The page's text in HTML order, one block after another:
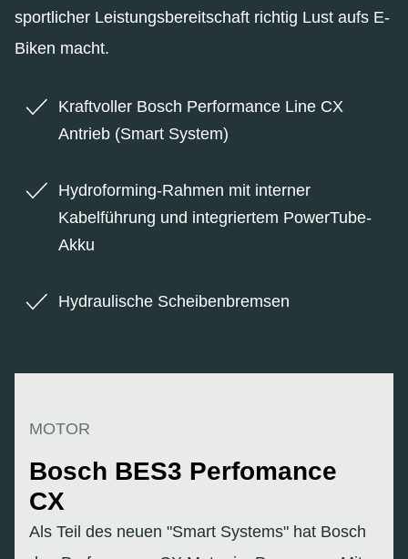
sportlicher Leistungsbereitschaft richtig Lust aufs E-
Biken macht.
Kraftvoller Bosch Performance Line CX
Antrieb (Smart System)
Hydroforming-Rahmen mit interner
Kabelführung und integriertem PowerTube-
Akku
Hydraulische Scheibenbremsen
MOTOR
Bosch BES3 Perfomance
CX
Als Teil des neuen "Smart Systems" hat Bosch